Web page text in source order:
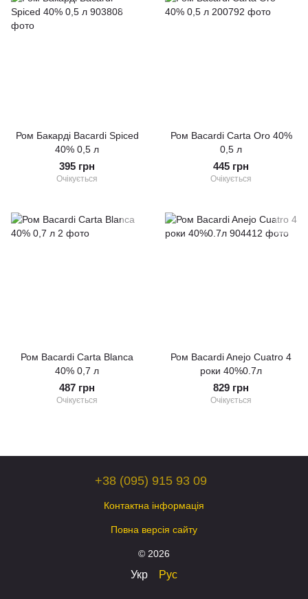
Ром Бакарді Bacardi Spiced
40% 0,5 л
395 грн
Очікується
Ром Bacardi Carta Oro 40%
0,5 л
445 грн
Очікується
Ром Bacardi Carta Blanca
40% 0,7 л
487 грн
Очікується
Ром Bacardi Anejo Cuatro 4
роки 40%0.7л
829 грн
Очікується
+38 (095) 915 93 09
Контактна інформація
Повна версія сайту
© 2026
Укр Рус